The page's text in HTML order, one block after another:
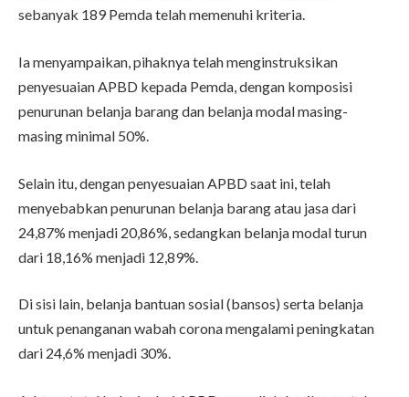
sebanyak 189 Pemda telah memenuhi kriteria.
Ia menyampaikan, pihaknya telah menginstruksikan
penyesuaian APBD kepada Pemda, dengan komposisi
penurunan belanja barang dan belanja modal masing-
masing minimal 50%.
Selain itu, dengan penyesuaian APBD saat ini, telah
menyebabkan penurunan belanja barang atau jasa dari
24,87% menjadi 20,86%, sedangkan belanja modal turun
dari 18,16% menjadi 12,89%.
Di sisi lain, belanja bantuan sosial (bansos) serta belanja
untuk penanganan wabah corona mengalami peningkatan
dari 24,6% menjadi 30%.